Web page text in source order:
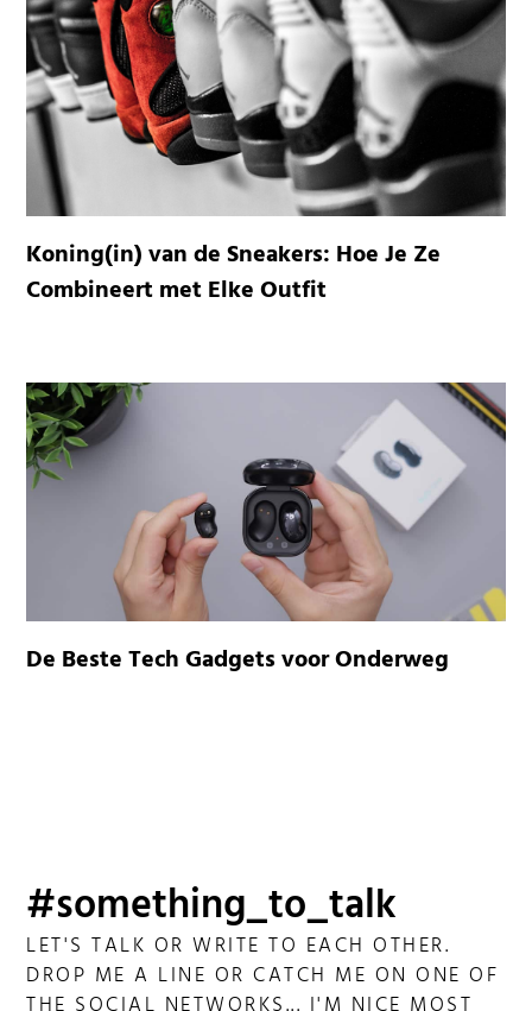
Koning(in) van de Sneakers: Hoe Je Ze
Combineert met Elke Outfit
De Beste Tech Gadgets voor Onderweg
#something_to_talk
LET'S TALK OR WRITE TO EACH OTHER.
DROP ME A LINE OR CATCH ME ON ONE OF